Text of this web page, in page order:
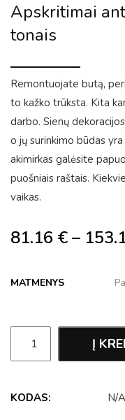
Apskritimai
tonais
Remontuojate butą,
to kažko trūksta. Kita
darbo. Sienų
o jų surinkimo būdas
akimirkas galėsite
puošniais raštais.
vaikas.
81.16 €–
MATMENYS
Į
KODAS: N/A